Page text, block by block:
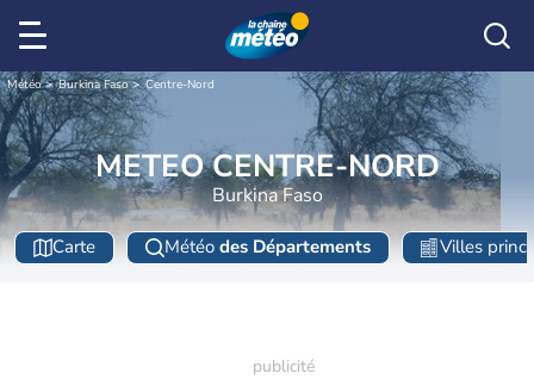
Météo Burkina Faso Centre-Nord
METEO CENTRE-NORD
Burkina Faso
Carte Météo des Départements Villes